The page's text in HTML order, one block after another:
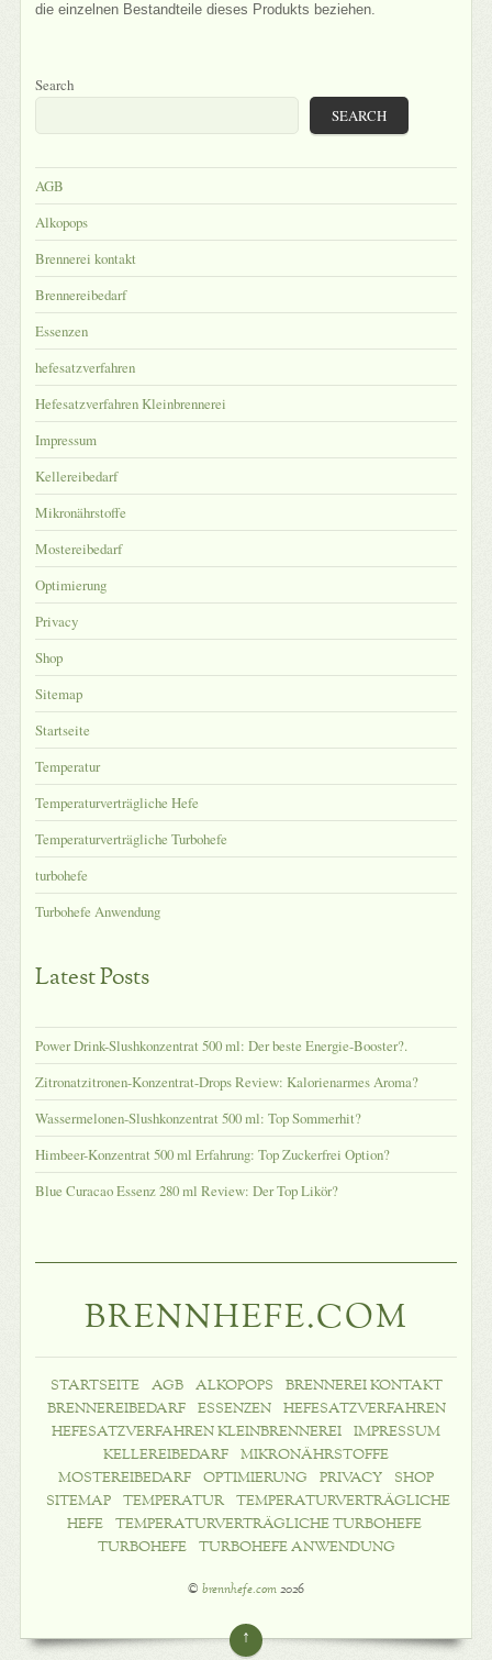
die einzelnen Bestandteile dieses Produkts beziehen.
Search
SEARCH
AGB
Alkopops
Brennerei kontakt
Brennereibedarf
Essenzen
hefesatzverfahren
Hefesatzverfahren Kleinbrennerei
Impressum
Kellereibedarf
Mikronährstoffe
Mostereibedarf
Optimierung
Privacy
Shop
Sitemap
Startseite
Temperatur
Temperaturverträgliche Hefe
Temperaturverträgliche Turbohefe
turbohefe
Turbohefe Anwendung
Latest Posts
Power Drink-Slushkonzentrat 500 ml: Der beste Energie-Booster?.
Zitronatzitronen-Konzentrat-Drops Review: Kalorienarmes Aroma?
Wassermelonen-Slushkonzentrat 500 ml: Top Sommerhit?
Himbeer-Konzentrat 500 ml Erfahrung: Top Zuckerfrei Option?
Blue Curacao Essenz 280 ml Review: Der Top Likör?
BRENNHEFE.COM
STARTSEITE AGB ALKOPOPS
BRENNEREI KONTAKT
BRENNEREIBEDARF
ESSENZEN
HEFESATZVERFAHREN
HEFESATZVERFAHREN KLEINBRENNEREI
IMPRESSUM
KELLEREIBEDARF
MIKRONÄHRSTOFFE
MOSTEREIBEDARF
OPTIMIERUNG PRIVACY
SHOP
SITEMAP
TEMPERATUR
TEMPERATURVERTRÄGLICHE
HEFE
TEMPERATURVERTRÄGLICHE TURBOHEFE
TURBOHEFE
TURBOHEFE ANWENDUNG
© brennhefe.com2026
↑